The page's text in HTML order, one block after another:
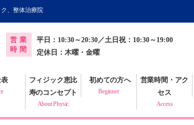
、整体治療院
営業
時間
平日：10:30～20:30／土日祝：10:30～19:00
定休日：木曜・金曜
ティック
フィジック恵比
寿のコンセプト
About Physic
初めての方へ
Beginner
オンライン健康調査票
営業時間・アク
セス
Access